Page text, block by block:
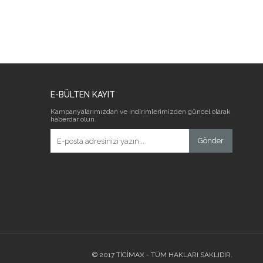
E-BÜLTEN KAYIT
Kampanyalarımızdan ve indirimlerimizden güncel olarak
haberdar olun.
Gönder
© 2017 TİCİMAX - TÜM HAKLARI SAKLIDIR.